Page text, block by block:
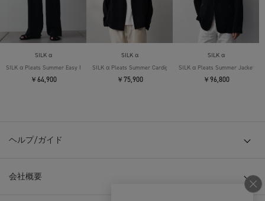
SILK α
SILK α Pleats Summer Easy Pants
￥64,900
SILK α
SILK α Pleats Summer Cardigan
￥75,900
SILK α
SILK α Pleats Summer Jacket
￥96,800
ヘルプ/ガイド
会社概要